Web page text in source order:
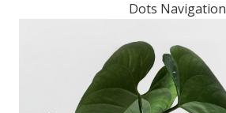
Dots Navigation